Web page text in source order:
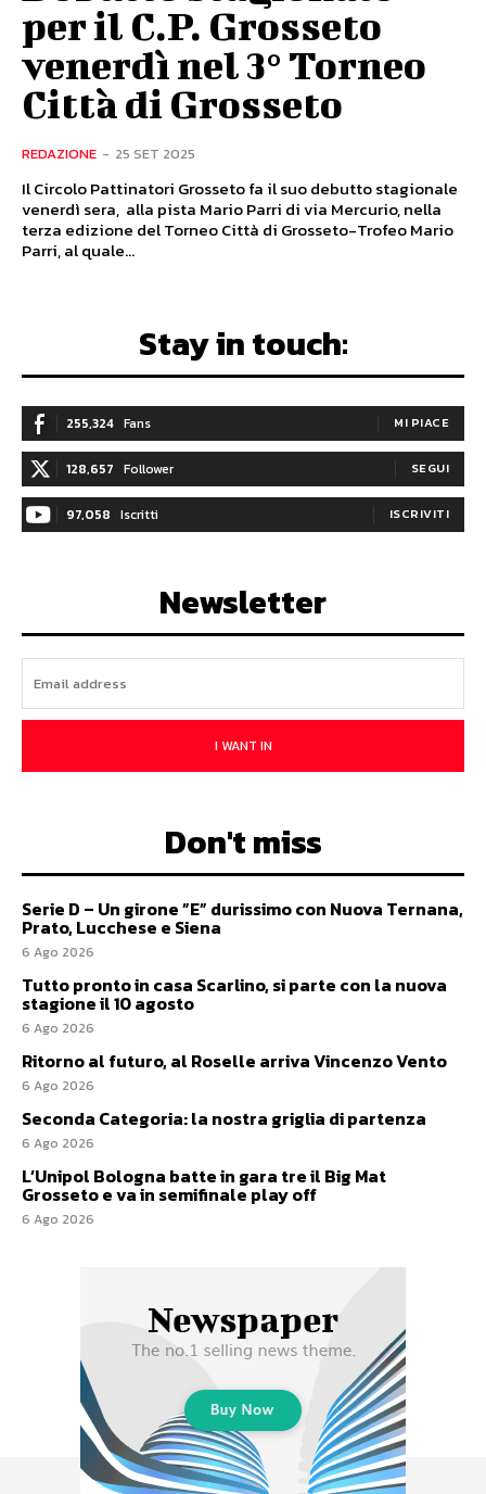
per il C.P. Grosseto
venerdì nel 3° Torneo
Città di Grosseto
REDAZIONE - 25 SET 2025
Il Circolo Pattinatori Grosseto fa il suo debutto stagionale
venerdì sera, alla pista Mario Parri di via Mercurio, nella
terza edizione del Torneo Città di Grosseto-Trofeo Mario
Parri, al quale...
Stay in touch:
255,324 Fans MI PIACE
128,657 Follower SEGUI
97,058 Iscritti ISCRIVITI
Newsletter
I WANT IN
Don't miss
Serie D – Un girone ”E” durissimo con Nuova Ternana,
Prato, Lucchese e Siena
6 Ago 2026
Tutto pronto in casa Scarlino, si parte con la nuova
stagione il 10 agosto
6 Ago 2026
Ritorno al futuro, al Roselle arriva Vincenzo Vento
6 Ago 2026
Seconda Categoria: la nostra griglia di partenza
6 Ago 2026
L’Unipol Bologna batte in gara tre il Big Mat
Grosseto e va in semifinale play off
6 Ago 2026